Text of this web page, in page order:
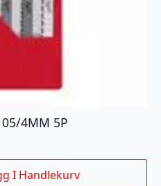
4MM 5P
I Handlekurv